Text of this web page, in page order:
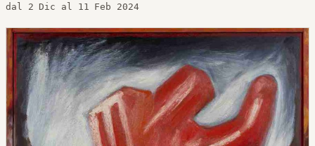
dal 2 Dic al 11 Feb 2024